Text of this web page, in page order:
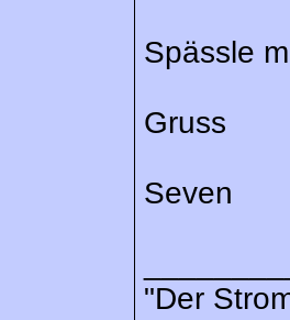
Spässle
Gruss
Seven
"Der